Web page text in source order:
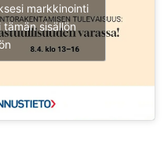
markkinointi
sisällön